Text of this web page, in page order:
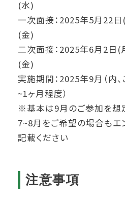
(水)
一次面接：2025年5月22
(金)
二次面接：2025年6月2日
(金)
実施期間：2025年9月（内
~1ヶ月程度）
※基本は9月のご参加を想
7~8月をご希望の場合もエ
記載ください
注意事項